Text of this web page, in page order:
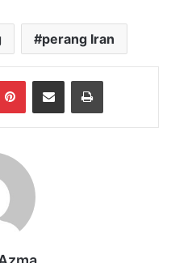
perang Iran
PinterestShare via Email Print